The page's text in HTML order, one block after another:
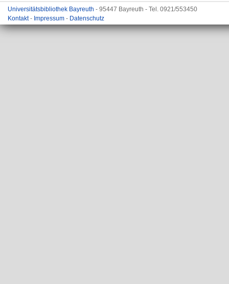
Universitätsbibliothek Bayreuth - 95447 Bayreuth - Tel. 0921/553450
Kontakt- Impressum - Datenschutz